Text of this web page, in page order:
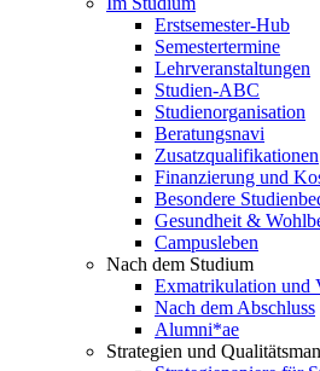
Erstsemester-Hub
Semestertermine
Lehrveranstaltungen
Studien-ABC
Studienorganisation
Beratungsnavi
Zusatzqualifikationen
Finanzierung und
Besondere
Gesundheit &
Campusleben
Nach dem Studium
Exmatrikulation und
Nach dem Abschluss
Alumni*ae
Strategien und